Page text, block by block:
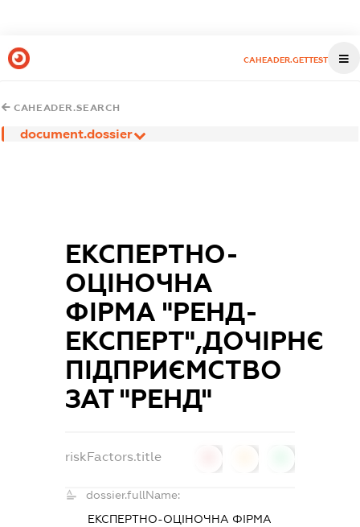
CAHEADER.GETTEST
CAHEADER.SEARCH
document.dossier
ЕКСПЕРТНО-
ОЦІНОЧНА
ФІРМА "РЕНД-
ЕКСПЕРТ",ДОЧІРНЄ
ПІДПРИЄМСТВО
ЗАТ "РЕНД"
riskFactors.title
dossier.fullName:
ЕКСПЕРТНО-ОЦІНОЧНА ФІРМА